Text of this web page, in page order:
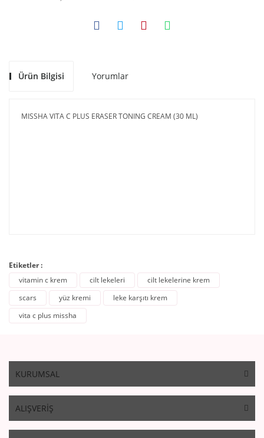
Ürün Bilgisi Yorumlar
MISSHA VITA C PLUS ERASER TONING CREAM (30 ML)
Etiketler :
vitamin c krem
cilt lekeleri
cilt lekelerine krem
scars
yüz kremi
leke karşıtı krem
vita c plus missha
KURUMSAL
ALIŞVERİŞ